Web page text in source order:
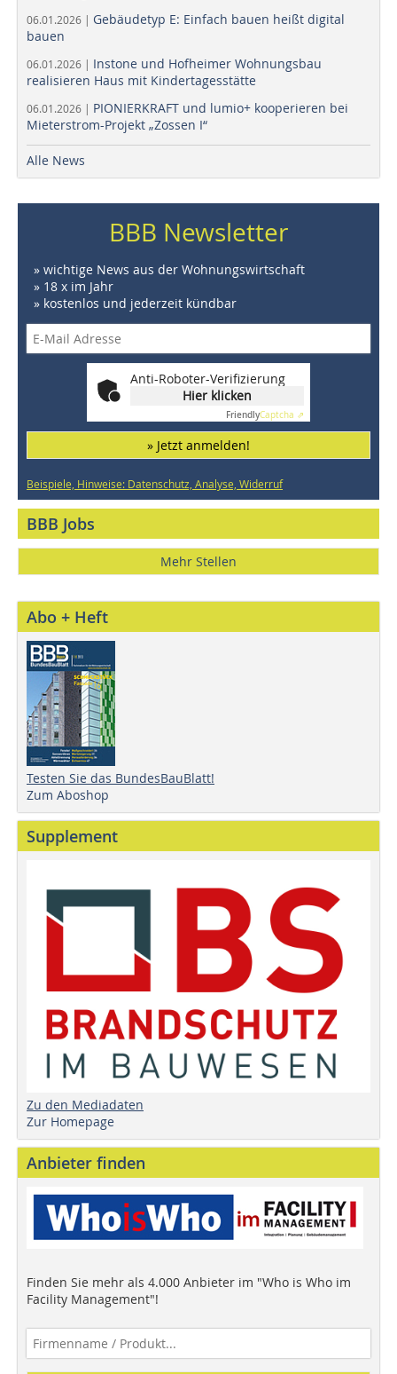
06.01.2026 | Gebäudetyp E: Einfach bauen heißt digital
bauen
06.01.2026 | Instone und Hofheimer Wohnungsbau
realisieren Haus mit Kindertagesstätte
06.01.2026 | PIONIERKRAFT und lumio+ kooperieren bei
Mieterstrom-Projekt „Zossen I“
Alle News
BBB Newsletter
» wichtige News aus der Wohnungswirtschaft
» 18 x im Jahr
» kostenlos und jederzeit kündbar
Anti-Roboter-Verifizierung
Hier klicken
FriendlyCaptcha ⇗
» Jetzt anmelden!
Beispiele, Hinweise: Datenschutz, Analyse, Widerruf
BBB Jobs
Mehr Stellen
Abo + Heft
Testen Sie das BundesBauBlatt!
Zum Aboshop
Supplement
Zu den Mediadaten
Zur Homepage
Anbieter finden
Finden Sie mehr als 4.000 Anbieter im "Who is Who im
Facility Management"!